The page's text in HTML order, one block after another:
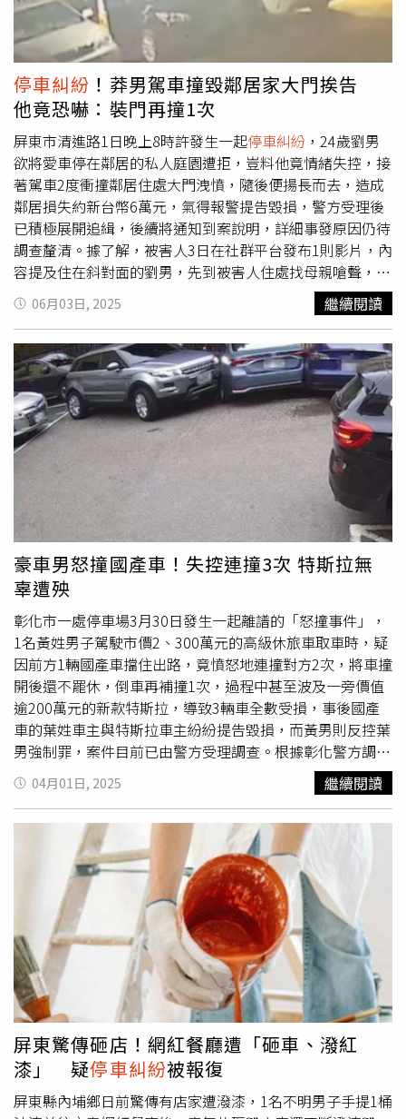
停車糾紛 ！莽男駕車撞毀鄰居家大門挨告
他竟恐嚇：裝門再撞1次
屏東市清進路1日晚上8時許發生一起停車糾紛 ，24歲劉男
欲將愛車停在鄰居的私人庭園遭拒，豈料他竟情緒失控，接
著駕車2度衝撞鄰居住處大門洩憤，隨後便揚長而去，造成
鄰居損失約新台幣6萬元，氣得報警提告毀損，警方受理後
已積極展開追緝，後續將通知到案說明，詳細事發原因仍待
調查釐清。據了解，被害人3日在社群平台發布1則影片，內
容提及住在斜對面的劉男，先到被害人住處找母親嗆聲，進
而要求將車開進我們私人的庭院，結果對方遭拒後竟懷恨在
心，甚至無理由駕車衝撞被害人住處的電動大門，更誇張的
是他還恐嚇「電動門只要再裝上去，他會再撞一次」，此事
曝光後引發網友關注熱議。警方表示，1日晚上8時34獲
報，清進路發生1起糾紛衝突，經警方深入了解後，才得知
是被害人與劉男因停車問題爆口角，導致劉男情緒失控，進
而駕車衝撞被害人住處大門洩憤，初估共損失新台幣6萬
元，事後劉男遭提告毀損，警方已積極查緝到案說明，詳細
事發過程仍待警方調查釐清。
06月03日, 2025 繼續閱讀
豪車男怒撞國產車！失控連撞3次 特斯拉無
辜遭殃
彰化市一處停車場3月30日發生一起離譜的「怒撞事件」，
1名黃姓男子駕駛市價2、300萬元的高級休旅車取車時，疑
因前方1輛國產車擋住出路，竟憤怒地連撞對方2次，將車撞
開後還不罷休，倒車再補撞1次，過程中甚至波及一旁價值
逾200萬元的新款特斯拉，導致3輛車全數受損，事後國產
車的葉姓車主與特斯拉車主紛紛提告毀損，而黃男則反控葉
男強制罪，案件目前已由警方受理調查。根據彰化警方調
查，當天下午，黃男前往彰化市曉陽路的停車場取車，發現
前方有1輛國產車停放，疑似影響車輛出入，讓黃男當場火
冒三丈，不僅未與對方溝通，反而直接駕駛高價休旅車猛踩
油門，狠狠撞向國產車，將對方撞開後再度衝撞1次，導致
國產車車頭與車尾均受損，然而黃男並未就此罷休，在成功
「突破重圍」後，竟然又倒車回撞，這次還波及停在旁邊的
特斯拉，讓毫無關係的特斯拉車主也無辜受害。撞擊發生
後，黃男下車查看，國產車葉姓車主趕來時，見愛車慘遭連
環撞擊，當場傻眼，氣得報警處理，警方調閱監視器畫面後
確認黃男行為激烈，目前已受理案件，進一步釐清法律責
任。事發後，黃男控訴葉男涉嫌強制罪，認為對方違規停車
導致自己無法順利駛離；然而，葉男與特斯拉車主則對黃男
提告毀損罪，認為其惡意衝撞，已造成財物損害，由於雙方
各執一詞，案件仍在調查中，警方呼籲，遇到
停車糾紛
靜處理，切勿因一時衝動做出違法行為，以免得不償失。
04月01日, 2025 繼續閱讀
屏東驚傳砸店！網紅餐廳遭「砸車、潑紅
漆」 疑停車糾紛被報復
屏東縣內埔鄉日前驚傳有店家遭潑漆，1名不明男子手提1桶